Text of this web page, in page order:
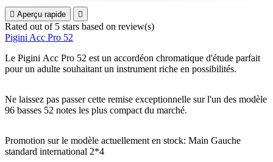
 Aperçu rapide 
Rated out of 5 stars based on review(s)
Pigini Acc Pro 52
Le Pigini Acc Pro 52 est un accordéon chromatique d'étude parfait
pour un adulte souhaitant un instrument riche en possibilités.
Ne laissez pas passer cette remise exceptionnelle sur l'un des modèle
96 basses 52 notes les plus compact du marché.
Promotion sur le modèle actuellement en stock: Main Gauche
standard international 2*4